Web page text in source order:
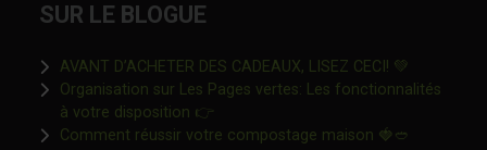
SUR LE BLOGUE
AVANT D’ACHETER DES CADEAUX, LISEZ CECI! 💚
Organisation sur Les Pages vertes: Les fonctionnalités
à votre disposition 👉Ce lien s'ouvrira dans une nouvelle
Comment réussir votre compostage maison 🍓🥙